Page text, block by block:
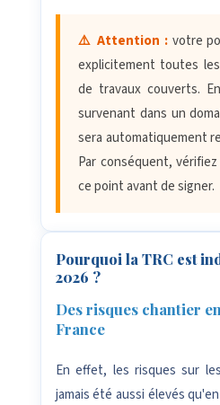
⚠️ Attention :votre
explicitement toutes
de travaux couverts.
survenant dans un
sera automatiquement
Par conséquent,
ce point avant de signer.
Pourquoi la TRC est
2026 ?
Des risques chantier
France
En effet, les risques sur
jamais été aussi élevés